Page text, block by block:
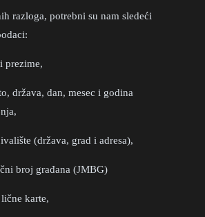
razloga, potrebni su nam sledeći
prezime,
država, dan, mesec i godina
(država, grad i adresa),
broj građana (JMBG)
karte,